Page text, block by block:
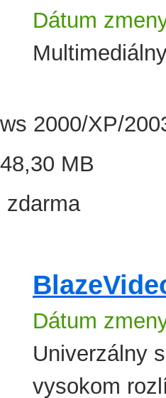
Dátum
2000/XP/
48,30 MB
zdarma
Dátum
Univerzálny
vysokom